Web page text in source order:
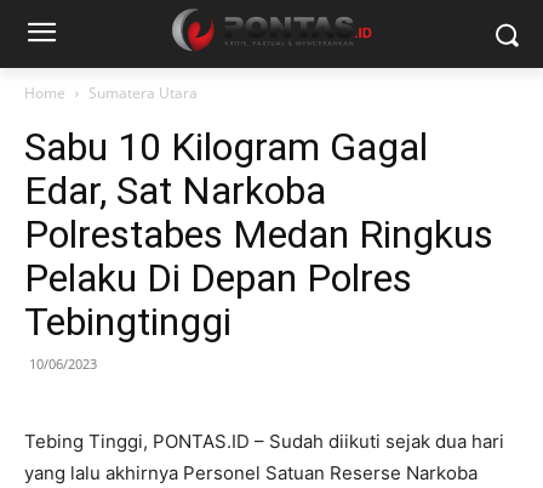
Home Sumatera Utara
Sabu 10 Kilogram Gagal
Edar, Sat Narkoba
Polrestabes Medan Ringkus
Pelaku Di Depan Polres
Tebingtinggi
10/06/2023
Tebing Tinggi, PONTAS.ID – Sudah diikuti sejak dua hari
yang lalu akhirnya Personel Satuan Reserse Narkoba